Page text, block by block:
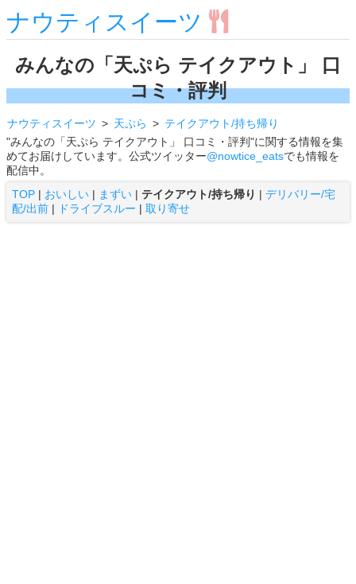
ナウティスイーツ
みんなの「天ぷら テイクアウト」 口
コミ・評判
ナウティスイーツ 天ぷら
テイクアウト/持ち帰り
"みんなの「天ぷら テイクアウト」 口コミ・評判"に関する情報を集
めてお届けしています。公式ツイッター@nowtice_eatsでも情報を
配信中。
TOP | おいしい | まずい | テイクアウト/持ち帰り | デリバリー/宅
配/出前 | ドライブスルー | 取り寄せ